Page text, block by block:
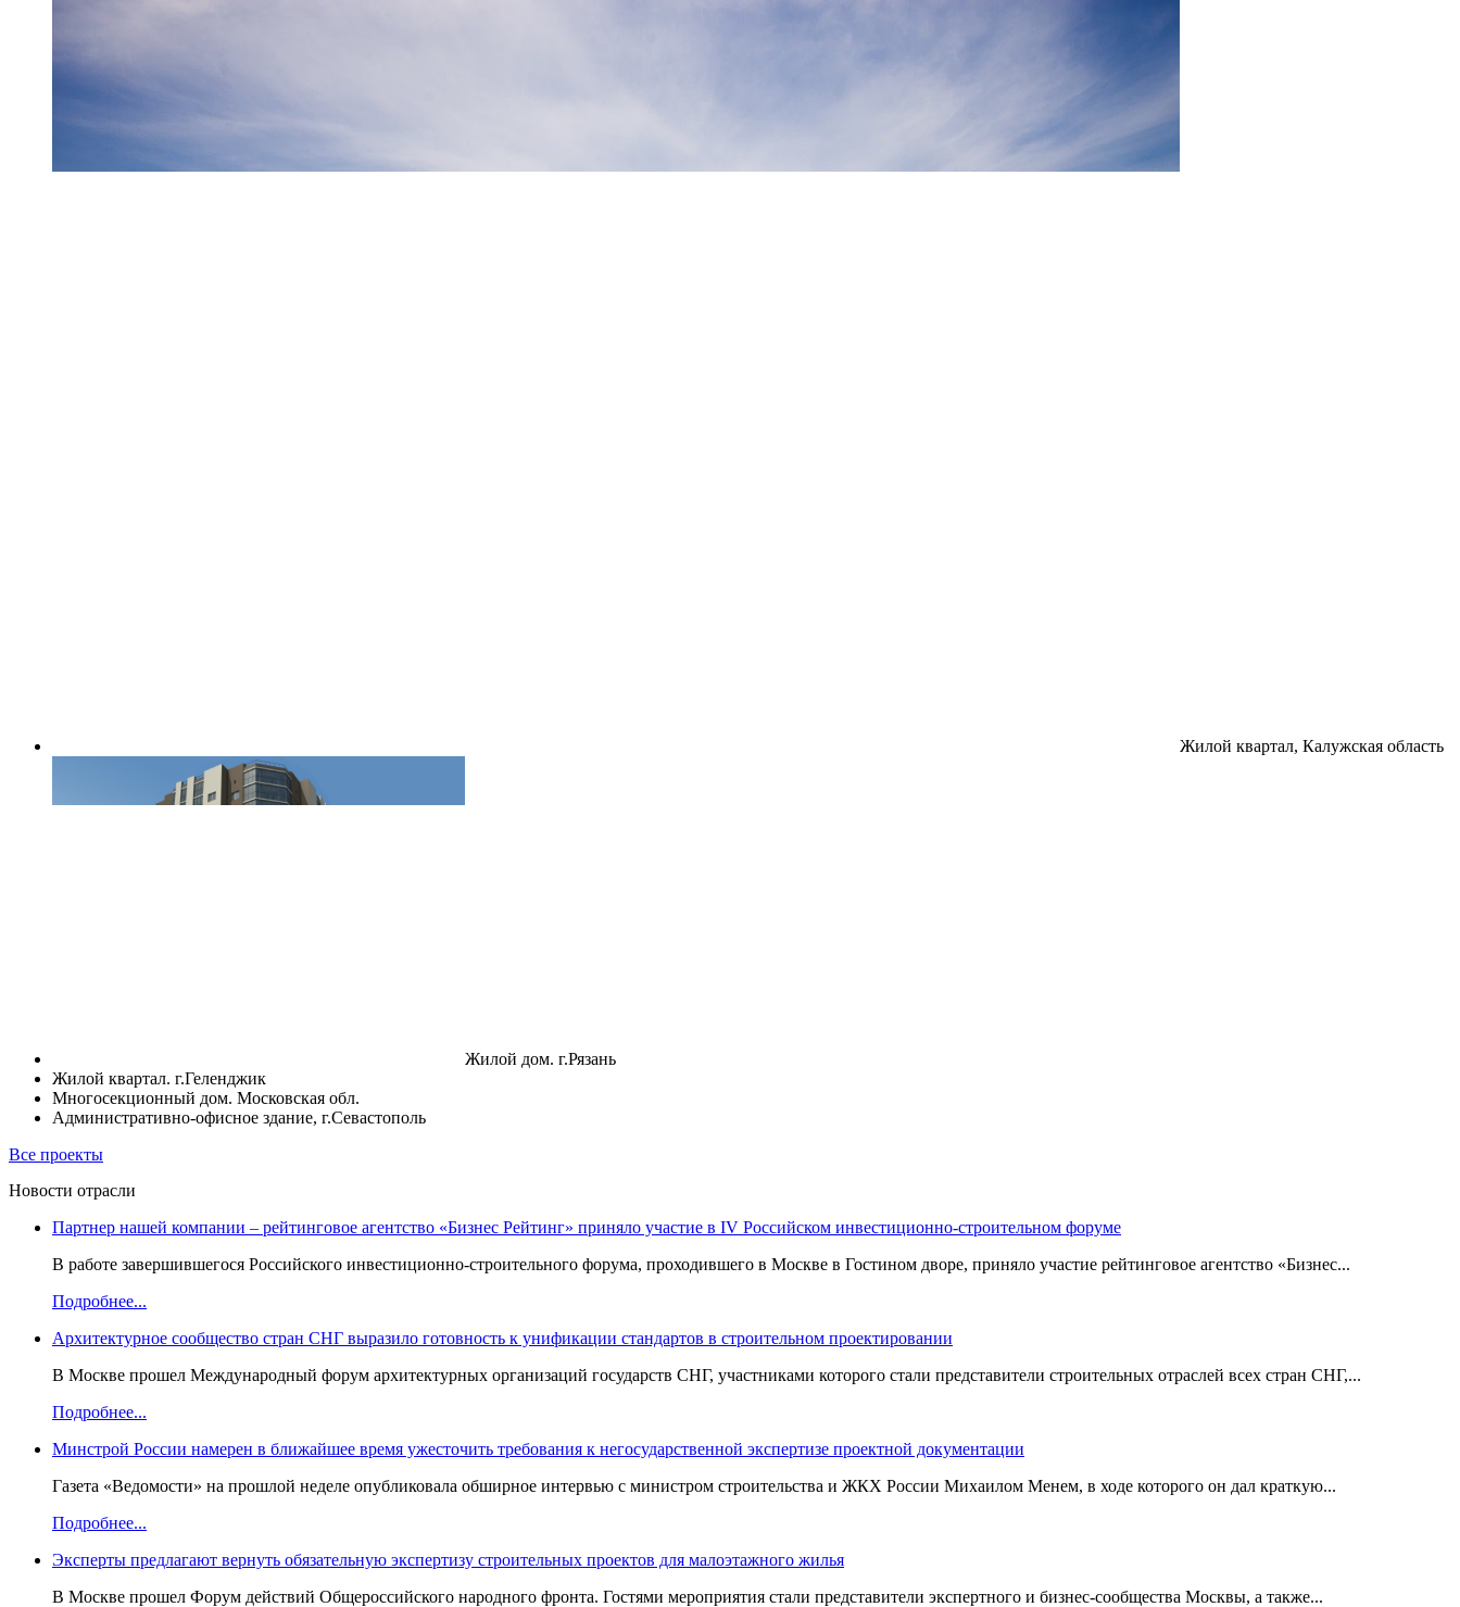
Жилой квартал, Калужская область
Жилой дом. г.Рязань
Жилой квартал. г.Геленджик
Многосекционный дом. Московская обл.
Административно-офисное здание, г.Севастополь
Все проекты
Новости отрасли
Партнер нашей компании – рейтинговое агентство «Бизнес Рейтинг» приняло участие в IV Российском инвестиционно-строительном форуме
В работе завершившегося Российского инвестиционно-строительного форума, проходившего в Москве в Гостином дворе, приняло участие рейтинговое агентство «Бизнес...
Подробнее...
Архитектурное сообщество стран СНГ выразило готовность к унификации стандартов в строительном проектировании
В Москве прошел Международный форум архитектурных организаций государств СНГ, участниками которого стали представители строительных отраслей всех стран СНГ,...
Подробнее...
Минстрой России намерен в ближайшее время ужесточить требования к негосударственной экспертизе проектной документации
Газета «Ведомости» на прошлой неделе опубликовала обширное интервью с министром строительства и ЖКХ России Михаилом Менем, в ходе которого он дал краткую...
Подробнее...
Эксперты предлагают вернуть обязательную экспертизу строительных проектов для малоэтажного жилья
В Москве прошел Форум действий Общероссийского народного фронта. Гостями мероприятия стали представители экспертного и бизнес-сообщества Москвы, а также...